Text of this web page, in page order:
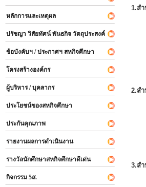
หลักการและเหตุผล
ปรัชญา วิสัยทัศน์ พันธกิจ วัตถุประสงค์
ข้อบังคับฯ / ประกาศฯ สหกิจศึกษา
โครงสร้างองค์กร
ผู้บริหาร / บุคลากร
ประโยชน์ของสหกิจศึกษา
ประกันคุณภาพ
รายงานผลการดำเนินงาน
รางวัลนักศึกษาสหกิจศึกษาดีเด่น
กิจกรรม 5ส.
1.ส
2.ส
3.ส